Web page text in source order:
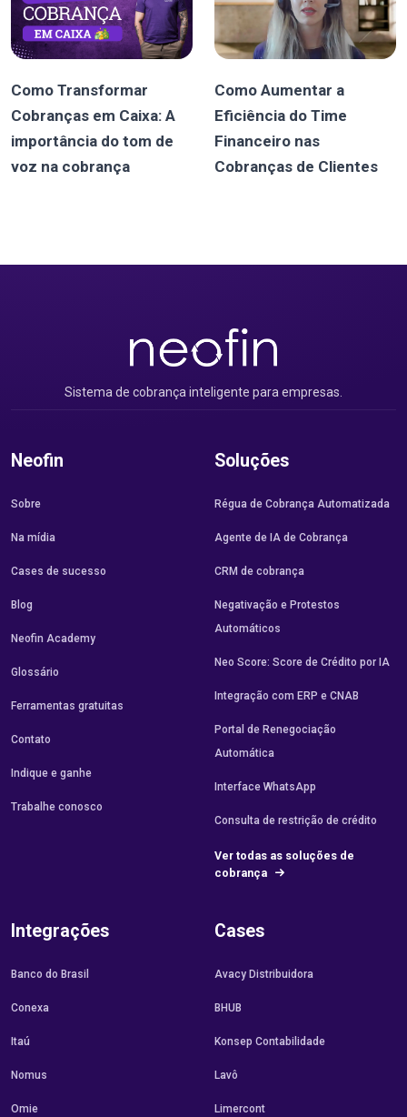
Como Transformar
Cobranças em Caixa: A
importância do tom de
voz na cobrança
Como Aumentar a
Eficiência do Time
Financeiro nas
Cobranças de Clientes
Sistema de cobrança inteligente para empresas.
Neofin
Sobre
Na mídia
Cases de sucesso
Blog
Neofin Academy
Glossário
Ferramentas gratuitas
Contato
Indique e ganhe
Trabalhe conosco
Soluções
Régua de Cobrança Automatizada
Agente de IA de Cobrança
CRM de cobrança
Negativação e Protestos
Automáticos
Neo Score: Score de Crédito por IA
Integração com ERP e CNAB
Portal de Renegociação
Automática
Interface WhatsApp
Consulta de restrição de crédito
Ver todas as soluções de
cobrança
Integrações
Banco do Brasil
Conexa
Itaú
Nomus
Omie
Cases
Avacy Distribuidora
BHUB
Konsep Contabilidade
Lavô
Limercont